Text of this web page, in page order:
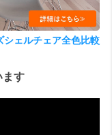
シェルチェア全色比較
ます